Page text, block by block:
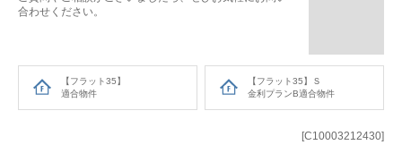
【フラット35】
適合物件
【フラット35】Ｓ
金利プランB適合物件
[C10003212430]
合わせください。